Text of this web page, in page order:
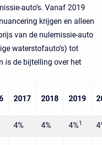
auto’s. Vanaf 2019
krijgen en alleen
van de nulemissie-auto
waterstofauto’s) tot
is de bijtelling over het
2017 2018 2019
4% 4% 4%1